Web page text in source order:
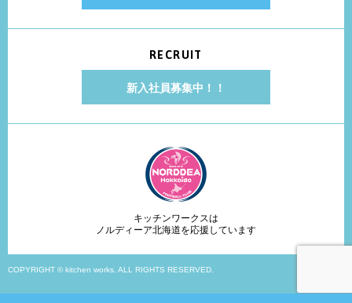
RECRUIT
新入社員募集中！！
キッチンワークスは
ノルディーア北海道を応援しています
COPYRIGHT © kitchen works. ALL RIGHTS RESERVED.